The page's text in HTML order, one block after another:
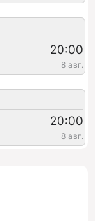
20:00
8 авг.
20:00
8 авг.